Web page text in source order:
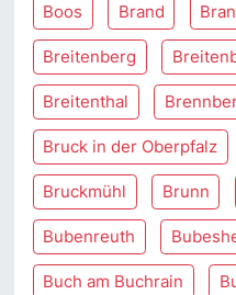
Boos Brand
Breitenberg
Breitenthal
Bruck in der Oberpfalz
Bruckmühl Brunn
Bubenreuth
Buch am Buchrain